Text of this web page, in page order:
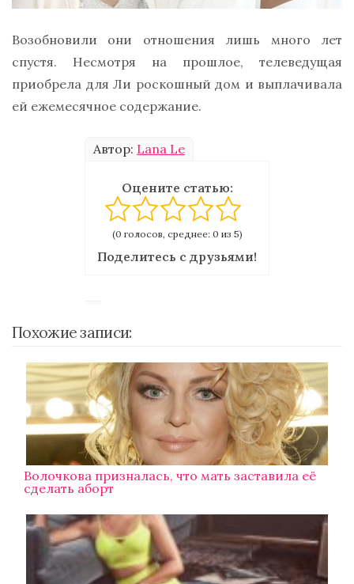
Возобновили они отношения лишь много лет
спустя. Несмотря на прошлое, телеведущая
приобрела для Ли роскошный дом и выплачивала
ей ежемесячное содержание.
Автор: Lana Le
Оцените статью:
(0 голосов, среднее: 0 из 5)
Поделитесь с друзьями!
Похожие записи:
Волочкова призналась, что мать заставила её
сделать аборт